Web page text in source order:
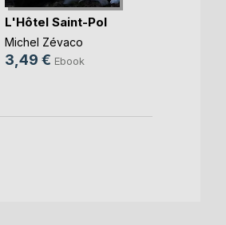
L'Hôtel Saint-Pol
Michel Zévaco
3,49 € Ebook